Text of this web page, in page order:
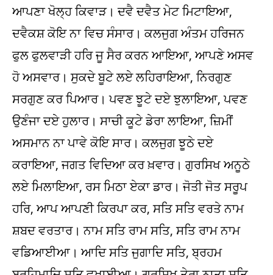
ਆਪਣਾ ਖੋਲ੍ਹ ਕਿਵਾੜ। ਦਵੈ ਦਵੈਤ ਮੇਟ ਮਿਟਾਇਆ,
ਦਵੈਕਸ਼ ਕੋਇ ਨਾ ਵਿਚ ਸੰਸਾਰ। ਕਲਜੁਗ ਅੰਤਮ ਹਰਿਜਨ
ਫੁਲ ਫੁਲਵਾੜੀ ਹਰਿ ਜੂ ਸੈਰ ਕਰਨ ਆਇਆ, ਆਪਣੇ ਅਸਵ
ਹੋ ਅਸਵਾਰ। ਸੁਕਦੇ ਬੂਟੇ ਲਏ ਲਹਿਰਾਇਆ, ਨਿਰਗੁਣ
ਸਰਗੁਣ ਕਰ ਪਿਆਰ। ਪਵਣ ਝੂਟੇ ਦਏ ਝੁਲਾਇਆ, ਪਵਣ
ਉਣੰਜਾ ਦਏ ਹੁਲਾਰ। ਸਾਚੀ ਕੂਟੇ ਡੇਰਾ ਲਾਇਆ, ਜ਼ਿਮੀਂ
ਅਸਮਾਨ ਨਾ ਪਾਵੇ ਕੋਇ ਸਾਰ। ਕਲਜੁਗ ਝੂਠੇ ਦਏ
ਕਰਾਇਆ, ਜਗਤ ਵਿਦਿਆ ਕਰ ਖ਼ਵਾਰ। ਗੁਰਸਿਖ ਅਨੂਠੇ
ਲਏ ਮਿਲਾਇਆ, ਰਸ ਮਿਠਾ ਏਕਾ ਡਾਰ। ਜੋਤੀ ਜੋਤ ਸਰੂਪ
ਹਰਿ, ਆਪ ਆਪਣੀ ਕਿਰਪਾ ਕਰ, ਸਤਿ ਸਤਿ ਵਰਤੇ ਨਾਮ
ਸ਼ਬਦ ਵਰਤਾਰ। ਨਾਮ ਸਤਿ ਰਾਮ ਸਤਿ, ਸਤਿ ਰਾਮ ਨਾਮ
ਵਡਿਆਈਆ। ਆਦਿ ਸਤਿ ਜੁਗਾਦਿ ਸਤਿ, ਬ੍ਰਹਮ